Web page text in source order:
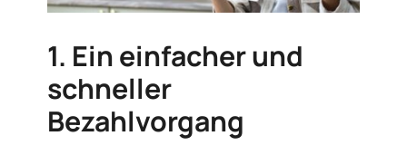
1. Ein einfacher und
schneller
Bezahlvorgang